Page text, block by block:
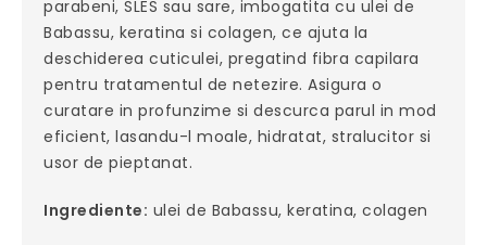
parabeni, SLES sau sare, imbogatita cu ulei de
Babassu, keratina si colagen, ce ajuta la
deschiderea cuticulei, pregatind fibra capilara
pentru tratamentul de netezire. Asigura o
curatare in profunzime si descurca parul in mod
eficient, lasandu-l moale, hidratat, stralucitor si
usor de pieptanat.
Ingrediente: ulei de Babassu, keratina, colagen